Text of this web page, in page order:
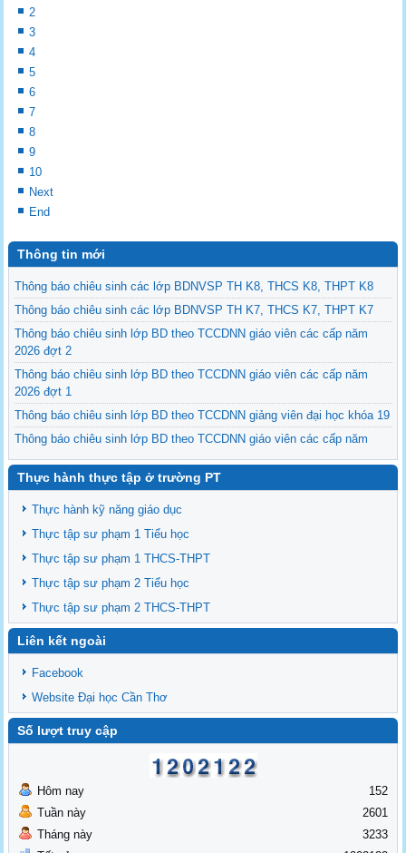
2
3
4
5
6
7
8
9
10
Next
End
Thông tin mới
Thông báo chiêu sinh các lớp BDNVSP TH K8, THCS K8, THPT K8
Thông báo chiêu sinh các lớp BDNVSP TH K7, THCS K7, THPT K7
Thông báo chiêu sinh lớp BD theo TCCDNN giáo viên các cấp năm
2026 đợt 2
Thông báo chiêu sinh lớp BD theo TCCDNN giáo viên các cấp năm
2026 đợt 1
Thông báo chiêu sinh lớp BD theo TCCDNN giảng viên đại học khóa 19
Thông báo chiêu sinh lớp BD theo TCCDNN giáo viên các cấp năm
Thông báo chiêu sinh các lớp BDNVSP TH K6, THCS K6, THPT K6
Thông báo chiêu sinh lớp BD NVSP cấp chứng nhận khóa 4 năm 2025
Thông báo chiêu sinh lớp BD NVSP dạy đại học, cao đẳng, trung cấp
cấp chứng nhận khóa 03
Thông báo tổng khai giảng các lớp BDNVSP TH K5, THCS K5, THPT
K5
Thực hành thực tập ở trường PT
Thực hành kỹ năng giáo dục
Thực tập sư phạm 1 Tiểu học
Thực tập sư phạm 1 THCS-THPT
Thực tập sư phạm 2 Tiểu học
Thực tập sư phạm 2 THCS-THPT
Liên kết ngoài
Facebook
Website Đại học Cần Thơ
Số lượt truy cập
Hôm nay
Tuần này
Tháng này
152
2601
3233